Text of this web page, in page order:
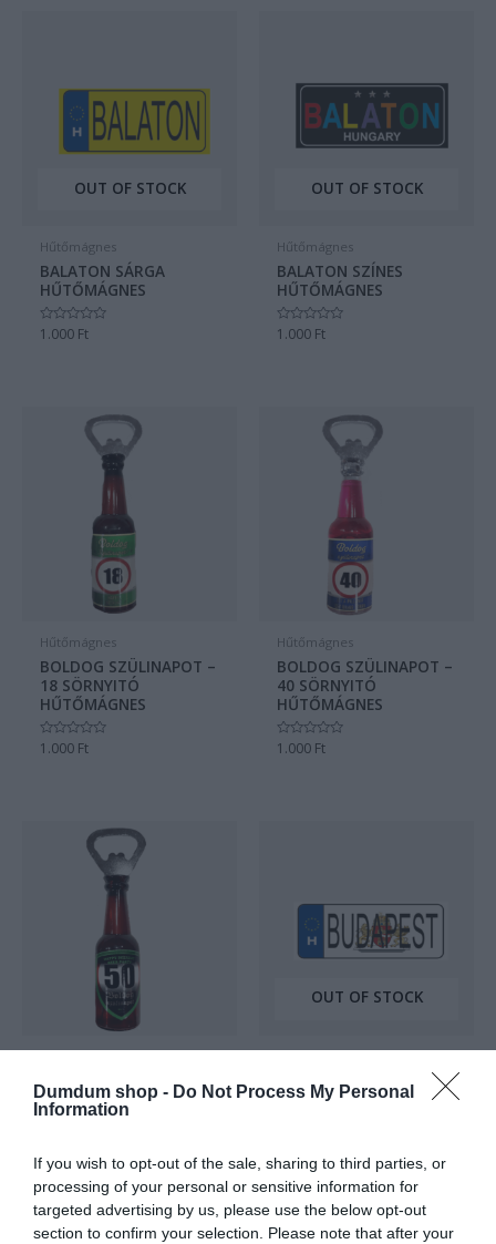
Dumdum shop - Do Not Process My Personal
Information
If you wish to opt-out of the sale, sharing to third parties, or
processing of your personal or sensitive information for
targeted advertising by us, please use the below opt-out
section to confirm your selection. Please note that after your
OUT OF STOCK
Hűtőmágnes
BALATON SÁRGA
HŰTŐMÁGNES
Értékelés:
1.000 Ft
OUT OF STOCK
Hűtőmágnes
BALATON SZÍNES
HŰTŐMÁGNES
Értékelés:
1.000 Ft
Hűtőmágnes
BOLDOG SZÜLINAPOT –
18 SÖRNYITÓ
HŰTŐMÁGNES
Értékelés:
1.000 Ft
Hűtőmágnes
BOLDOG SZÜLINAPOT –
40 SÖRNYITÓ
HŰTŐMÁGNES
Értékelés:
1.000 Ft
BOLDOG SZÜLINAPOT –
50 SÖRNYITÓ
HŰTŐMÁGNES
Értékelés:
0
/
5
1.000Ft
OUT OF STOCK
BUDAPEST FEHÉR
HŰTŐMÁGNES
/